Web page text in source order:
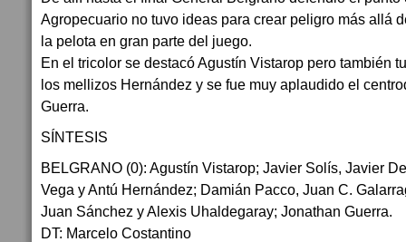
Agropecuario no tuvo ideas para crear peligro más allá
la pelota en gran parte del juego.
En el tricolor se destacó Agustín Vistarop pero también
los mellizos Hernández y se fue muy aplaudido el
Guerra.
SÍNTESIS
BELGRANO (0): Agustín Vistarop; Javier Solís, Javier
Vega y Antú Hernández; Damián Pacco, Juan C.
Juan Sánchez y Alexis Uhaldegaray; Jonathan Guerra.
DT: Marcelo Costantino